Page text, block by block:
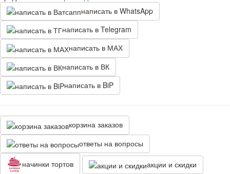
написать в WhatsApp
написать в Telegram
написать в МАХ
написать в ВК
написать в BiP
корзина заказов
ответы на вопросы
начинки тортов
акции и скидки